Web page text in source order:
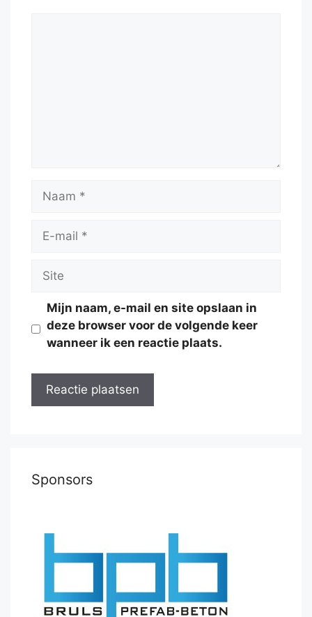
Naam
Site
Mijn naam, e-mail en site opslaan in
deze browser voor de volgende keer
wanneer ik een reactie plaats.
Sponsors